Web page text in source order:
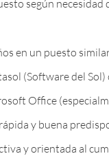
según
en un puesto
(Software del
Office
y buena
y orientada al